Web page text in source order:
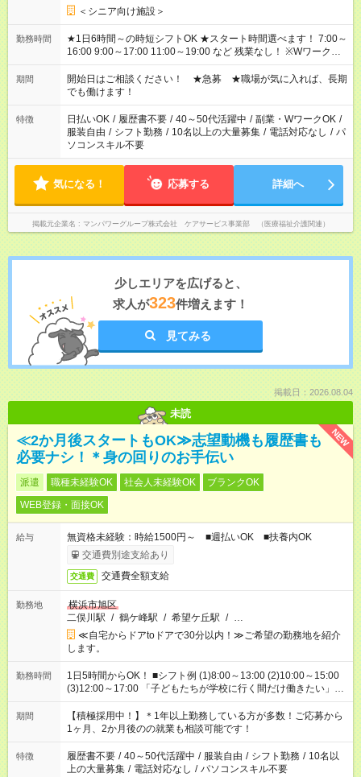
＜シニア向け施設＞
勤務時間
★1日6時間～の時短シフトOK ★スタート時間選べます！ 7:00～
16:00 9:00～17:00 11:00～19:00 など 残業なし！ ※Wワークの
場合、他のお仕事と合わせ週40時間超の就業はご案内できませ
ん ※法令に基づき、週20時間以上勤務は社会保険への加入対象
となります ※労働者派遣法（日雇い派遣の原則禁止）により、
短時間・短期間の就業はご案内が難しい場合があります
期間
開始日はご相談ください！ ★急募 ★職場が気に入れば、長期
でも働けます！
特徴 日払いOK / 履歴書不要 / 40～50代活躍中 / 副業・WワークOK /
服装自由 / シフト勤務 / 10名以上の大量募集 / 電話対応なし / パ
ソコンスキル不要
気になる！ 応募する 詳細へ
掲載元企業名 マンパワーグループ株式会社 ケアサービス事業部 （医療福祉介護関連）
少しエリアを広げると、
求人が323件増えます！
見てみる
掲載日：2026.08.04
未読
NEW
≪2か月後スタートもOK≫志望動機も履歴書も
必要ナシ！＊身の回りのお手伝い
派遣 職種未経験OK 社会人未経験OK
ブランクOK
WEB登録・面接OK
給与
無資格未経験：時給1500円～ ■週払いOK ■扶養内OK
交通費別途支給あり
交通費 交通費全額支給
勤務地
横浜市旭区
二俣川駅 / 鶴ケ峰駅 / 希望ケ丘駅 / …
≪自宅からドアtoドアで30分以内！≫ご希望の勤務地を紹介
します。
勤務時間
1日5時間からOK！ ■シフト例 (1)8:00～13:00 (2)10:00～15:00
(3)12:00～17:00 「子どもたちが学校に行く間だけ働きたい」
「余裕を持って夕飯の準備がしたい」 「午前中は働いて、午後
はプライベートの時間にしたい」 など、ご希望を教えてくださ
いね。 ※Wワーク希望の方へ 今ご覧のお仕事で希望する勤務時
間と、もう1つのお仕事の勤務時間。 合計で週40時間を超える
場合は応募できません。
期間
【積極採用中！】＊1年以上勤務している方が多数！ご応募から
1ヶ月、2か月後のの就業も相談可能です！
特徴 履歴書不要 / 40～50代活躍中 / 服装自由 / シフト勤務 / 10名以
上の大量募集 / 電話対応なし / パソコンスキル不要